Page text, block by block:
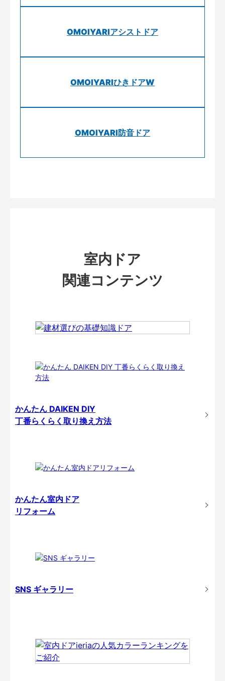
OMOIYARIアシストドア
OMOIYARIひきドアW
OMOIYARI防音ドア
室内ドア
関連コンテンツ
かんたん DAIKEN DIY
丁番らくらく取り換え方法
かんたん室内ドア
リフォーム
SNS ギャラリー